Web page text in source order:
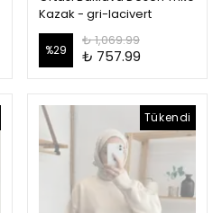
Kazak - gri-lacivert
%29
₺ 1,069.99
₺ 757.99
Tükendi